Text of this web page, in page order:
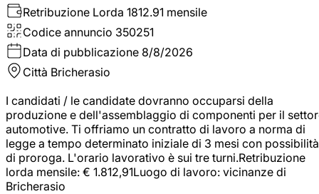
Retribuzione Lorda 1812.91 mensile
Codice annuncio 350251
Data di pubblicazione 8/8/2026
Città Bricherasio
I candidati / le candidate dovranno occuparsi della
produzione e dell'assemblaggio di componenti per il
automotive. Ti offriamo un contratto di lavoro a norma di
legge a tempo determinato iniziale di 3 mesi con possibilità
di proroga. L'orario lavorativo è sui tre turni.Retribuzione
lorda mensile: € 1.812,91Luogo di lavoro: vicinanze di
Bricherasio